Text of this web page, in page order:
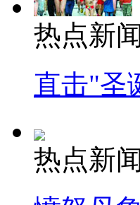
热点新闻
直击"圣
热点新闻